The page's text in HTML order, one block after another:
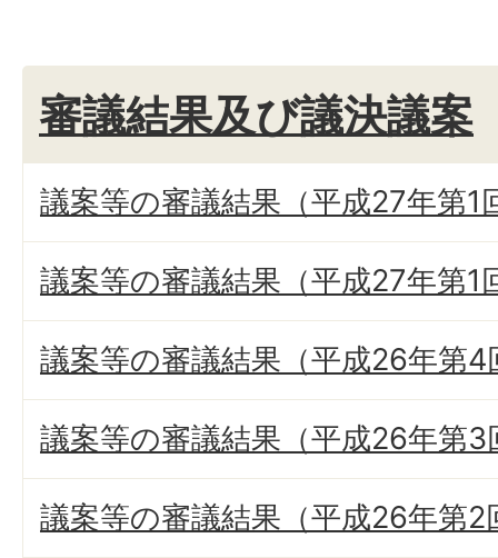
審議結果及び議決議案
議案等の審議結果（平成27年第1
議案等の審議結果（平成27年第1
議案等の審議結果（平成26年第4
議案等の審議結果（平成26年第3
議案等の審議結果（平成26年第2